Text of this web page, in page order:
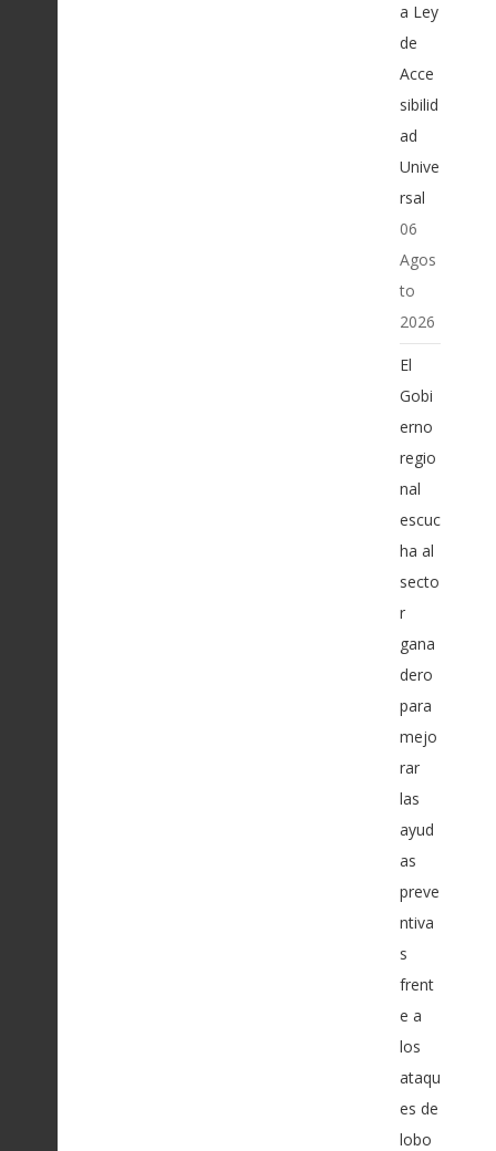
a Ley
de
Acce
sibilid
ad
Unive
rsal
06
Agos
to
2026
El
Gobi
erno
regio
nal
escuc
ha al
secto
r
gana
dero
para
mejo
rar
las
ayud
as
preve
ntiva
s
frent
e a
los
ataqu
es de
lobo